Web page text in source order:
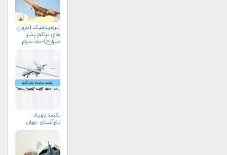
آیرودینامیک (جریان
های تراکم پذیر
غیرلزج)-جلد سوم
یکصد پهپاد
نام‌آشنای جهان